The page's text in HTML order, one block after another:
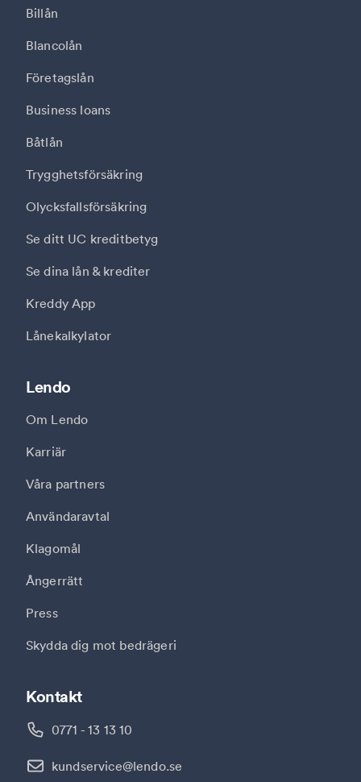
Billån
Blancolån
Företagslån
Business loans
Båtlån
Trygghetsförsäkring
Olycksfallsförsäkring
Se ditt UC kreditbetyg
Se dina lån & krediter
Kreddy App
Lånekalkylator
Kontakt
0771 - 13 13 10
kundservice@lendo.se
Lendo
Om Lendo
Karriär
Våra partners
Användaravtal
Klagomål
Ångerrätt
Press
Skydda dig mot bedrägeri